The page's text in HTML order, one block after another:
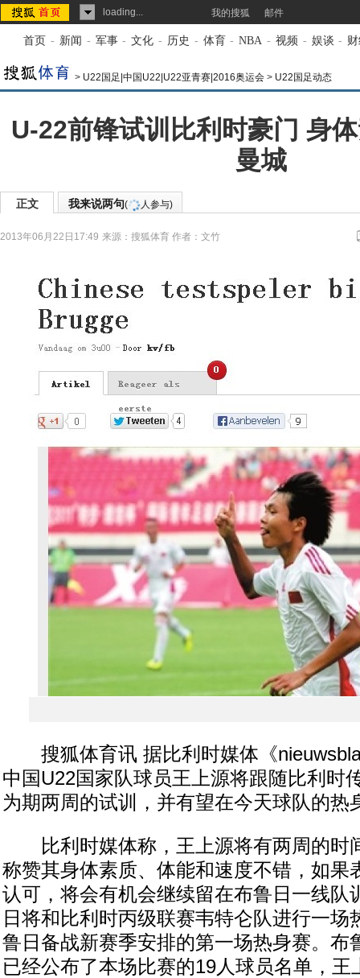
loading... 我的搜狐 邮件
首页 - 新闻 - 军事 - 文化 - 历史 - 体育 - NBA - 视频 - 娱谈 -
> U22国足|中国U22|U22亚青赛|2016奥运会 > U22国足动态
U-22前锋试训比利时豪门 身
曼城
正文 我来说两句( 人参与)
2013年06月22日17:49 来源： 搜狐体育 作者：文竹
搜狐体育讯 据比利时媒体《
中国U22国家队球员王上源将跟随比利时
为期两周的试训，并有望在今天球队的热
比利时媒体称，王上源将有两周的时
称赞其身体素质、体能和速度不错，如果
认可，将会有机会继续留在布鲁日一线队
日将和比利时丙级联赛韦特仑队进行一场
鲁日备战新赛季安排的第一场热身赛。布
已经公布了本场比赛的19人球员名单，王